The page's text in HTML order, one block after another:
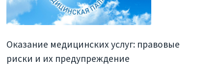
Оказание медицинских услуг: правовые
риски и их предупреждение